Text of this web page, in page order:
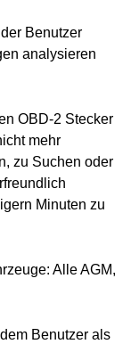
Benutzer
analysieren
OBD-2 Stecker
mehr
zu Suchen oder
Minuten zu
Alle AGM,
Benutzer als